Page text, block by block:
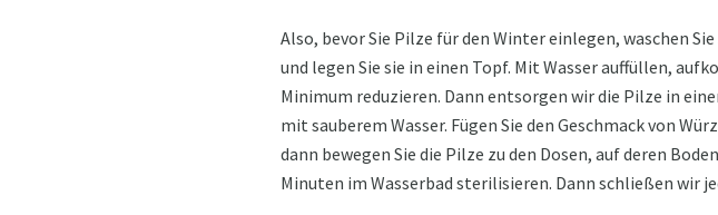
Also, bevor Sie Pilze für den Winter einlegen, waschen
und legen Sie sie in einen Topf. Mit Wasser auffüllen,
Minimum reduzieren. Dann entsorgen wir die Pilze in
mit sauberem Wasser. Fügen Sie den Geschmack von
dann bewegen Sie die Pilze zu den Dosen, auf deren
Minuten im Wasserbad sterilisieren. Dann schließen wir